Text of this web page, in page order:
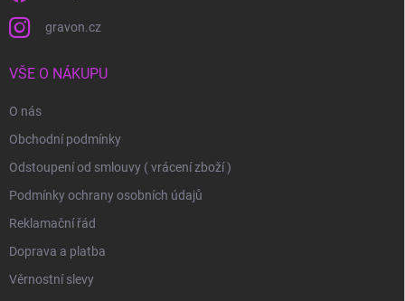
gravon.cz
VŠE O NÁKUPU
O nás
Obchodní podmínky
Odstoupení od smlouvy ( vrácení zboží )
Podmínky ochrany osobních údajů
Reklamační řád
Doprava a platba
Věrnostní slevy